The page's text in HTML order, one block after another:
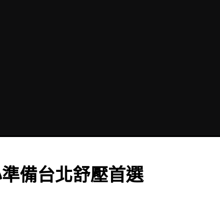
備台北舒壓首選